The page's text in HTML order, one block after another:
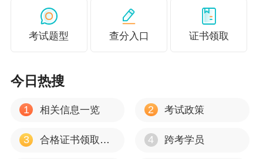
0，每科各2000+题
5本图书赠送： 应试指南、历年真题及模拟卷、思维导图
斌）、知行合一（李忠魁、侯永斌）；三色笔记和考前3页
纸（电子版）；30课时实操课（考培课程有效期内开课，
考试题型 查分入口 证书领取
今日热搜
1 相关信息一览 2 考试政策
3 合格证书领取时间 4 跨考学员